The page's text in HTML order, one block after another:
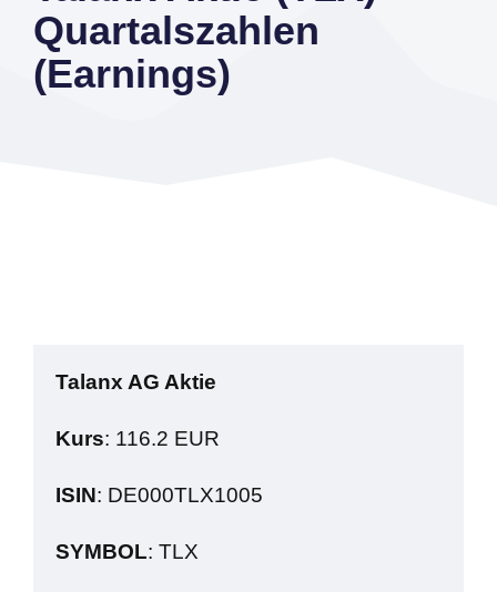
Quartalszahlen
(Earnings)
Talanx AG Aktie
Kurs: 116.2 EUR
ISIN: DE000TLX1005
SYMBOL: TLX